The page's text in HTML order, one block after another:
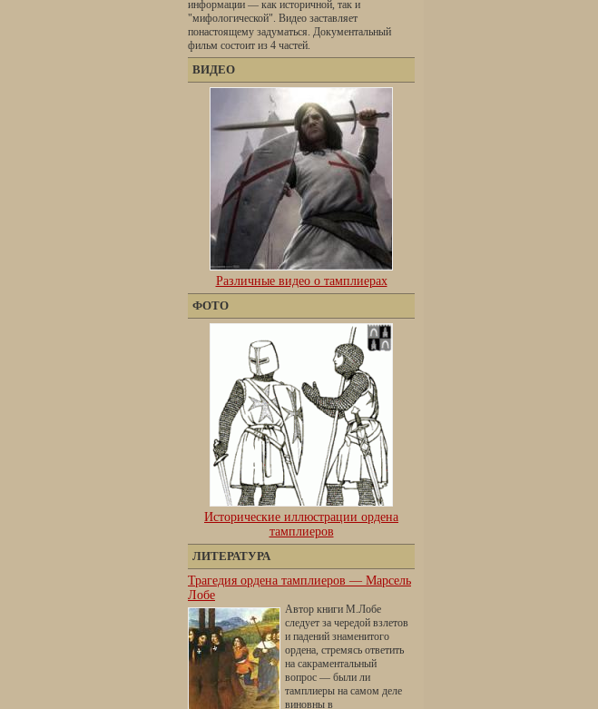
информации — как историчной, так и
"мифологической". Видео заставляет
понастоящему задуматься. Документальный
фильм состоит из 4 частей.
ВИДЕО
Различные видео о тамплиерах
ФОТО
Исторические иллюстрации ордена
тамплиеров
ЛИТЕРАТУРА
Трагедия ордена тамплиеров — Марсель
Лобе
Автор книги М.Лобе
следует за чередой взлетов
и падений знаменитого
ордена, стремясь ответить
на сакраментальный
вопрос — были ли
тамплиеры на самом деле
виновны в